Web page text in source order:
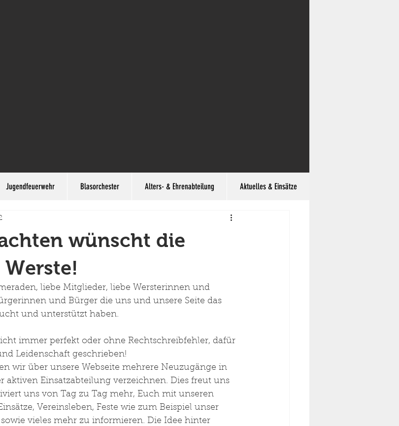
wünscht die
liebe Mitglieder, liebe Wersterinnen und
und Bürger die uns und unsere Seite das
und unterstützt haben.
immer perfekt oder ohne Rechtschreibfehler, dafür
Leidenschaft geschrieben!
wir über unsere Webseite mehrere Neuzugänge in
aktiven Einsatzabteilung verzeichnen. Dies freut uns
uns von Tag zu Tag mehr, Euch mit unseren
Vereinsleben, Feste wie zum Beispiel unser
vieles mehr zu informieren. Die Idee hinter
Jugendfeuerwehr Blasorchester Alters- & Ehrenabteilung Aktuelles & Einsätze